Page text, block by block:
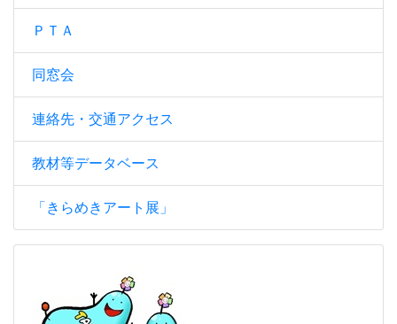
ＰＴＡ
同窓会
連絡先・交通アクセス
教材等データベース
「きらめきアート展」